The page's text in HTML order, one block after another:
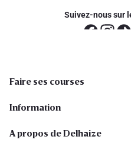
Suivez-nous sur
Faire ses courses
Information
A propos de Delhaize